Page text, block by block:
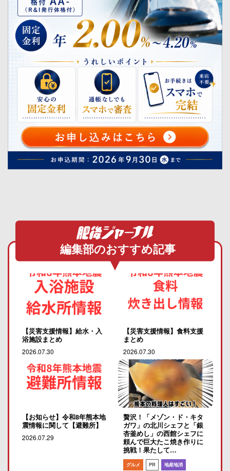
編集部のおすすめ記事
【災害支援情報】給水・入
浴施設まとめ
2026.07.30
【災害支援情報】食料支援
まとめ
2026.07.30
【お知らせ】令和8年熊本地
震情報に関して【避難所】
2026.07.29
贅沢！「メゾン・ド・キタ
ガワ」の北川シェフと「銀
杏釜めし」の西館シェフに
頼んで巨大たこ焼き作りに
挑戦！果たして…
グルメ PR 地産地消